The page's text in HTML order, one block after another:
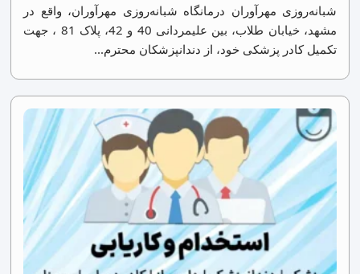
شبانه‌روزی مهرآوران درمانگاه شبانه‌روزی مهرآوران، واقع در
مشهد، خیابان طلاب، بین علیمردانی 40 و 42، پلاک 81 ، جهت
تکمیل کادر پزشکی خود، از دندانپزشکان محترم...